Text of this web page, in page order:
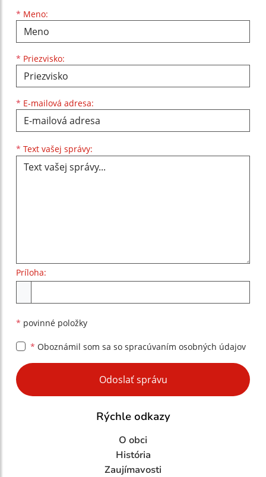
* Meno:
Meno
* Priezvisko:
Priezvisko
* E-mailová adresa:
E-mailová adresa
* Text vašej správy:
Príloha:
* povinné položky
* Oboznámil som sa so spracúvaním osobných údajov
Google reCaptcha Response
Odoslať správu
Rýchle odkazy
O obci
História
Zaujímavosti